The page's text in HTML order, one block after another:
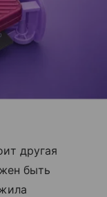
другая
быть